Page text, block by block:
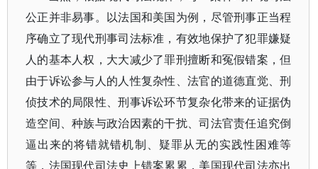
公正并非易事。以法国和美国为例，尽管刑事正当程
序确立了现代刑事司法标准，有效地保护了犯罪嫌疑
人的基本人权，大大减少了罪刑擅断和冤假错案，但
由于诉讼参与人的人性复杂性、法官的道德直觉、刑
侦技术的局限性、刑事诉讼环节复杂化带来的证据伪
造空间、种族与政治因素的干扰、司法官责任追究倒
逼出来的将错就错机制、疑罪从无的实践性困难等
等，法国现代司法史上错案累累，美国现代司法亦出